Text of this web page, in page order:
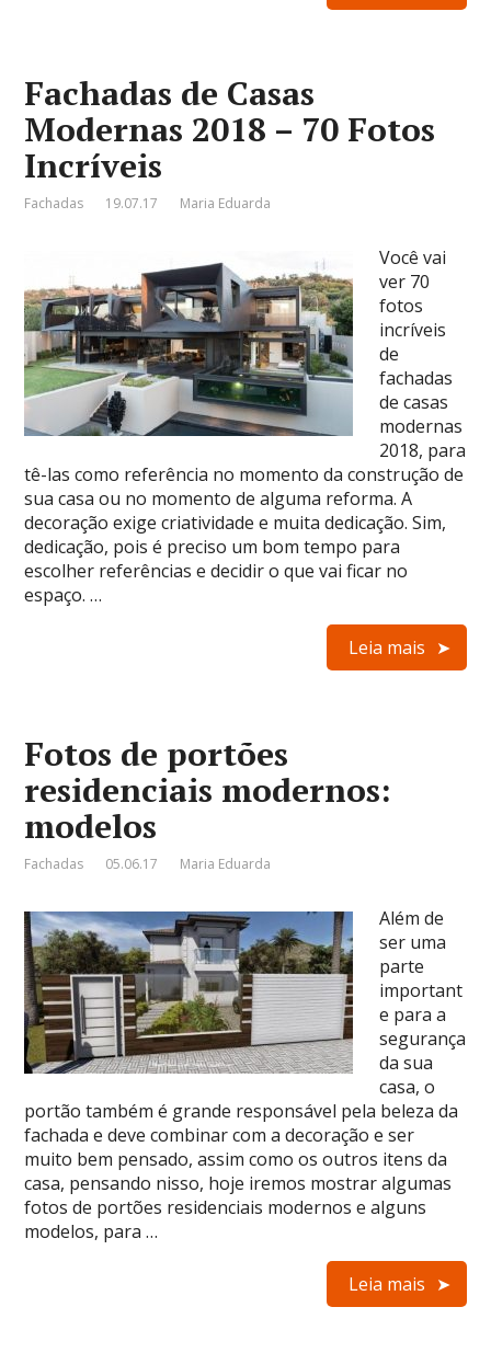
Fachadas de Casas
Modernas 2018 – 70 Fotos
Incríveis
Fachadas 19.07.17 Maria Eduarda
Você vai
ver 70
fotos
incríveis
de
fachadas
de casas
modernas
2018, para
tê-las como referência no momento da construção de
sua casa ou no momento de alguma reforma. A
decoração exige criatividade e muita dedicação. Sim,
dedicação, pois é preciso um bom tempo para
escolher referências e decidir o que vai ficar no
espaço. …
Leia mais
Fotos de portões
residenciais modernos:
modelos
Fachadas 05.06.17 Maria Eduarda
Além de
ser uma
parte
important
e para a
segurança
da sua
casa, o
portão também é grande responsável pela beleza da
fachada e deve combinar com a decoração e ser
muito bem pensado, assim como os outros itens da
casa, pensando nisso, hoje iremos mostrar algumas
fotos de portões residenciais modernos e alguns
modelos, para …
Leia mais